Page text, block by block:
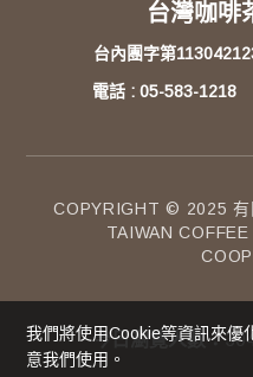
台灣咖啡
台內團字第
電話 : 05-583-
COPYRIGHT © 2025 有
TAIWAN
今日瀏覽人數：
我們將使用cookie等資訊來優
意我們使用。